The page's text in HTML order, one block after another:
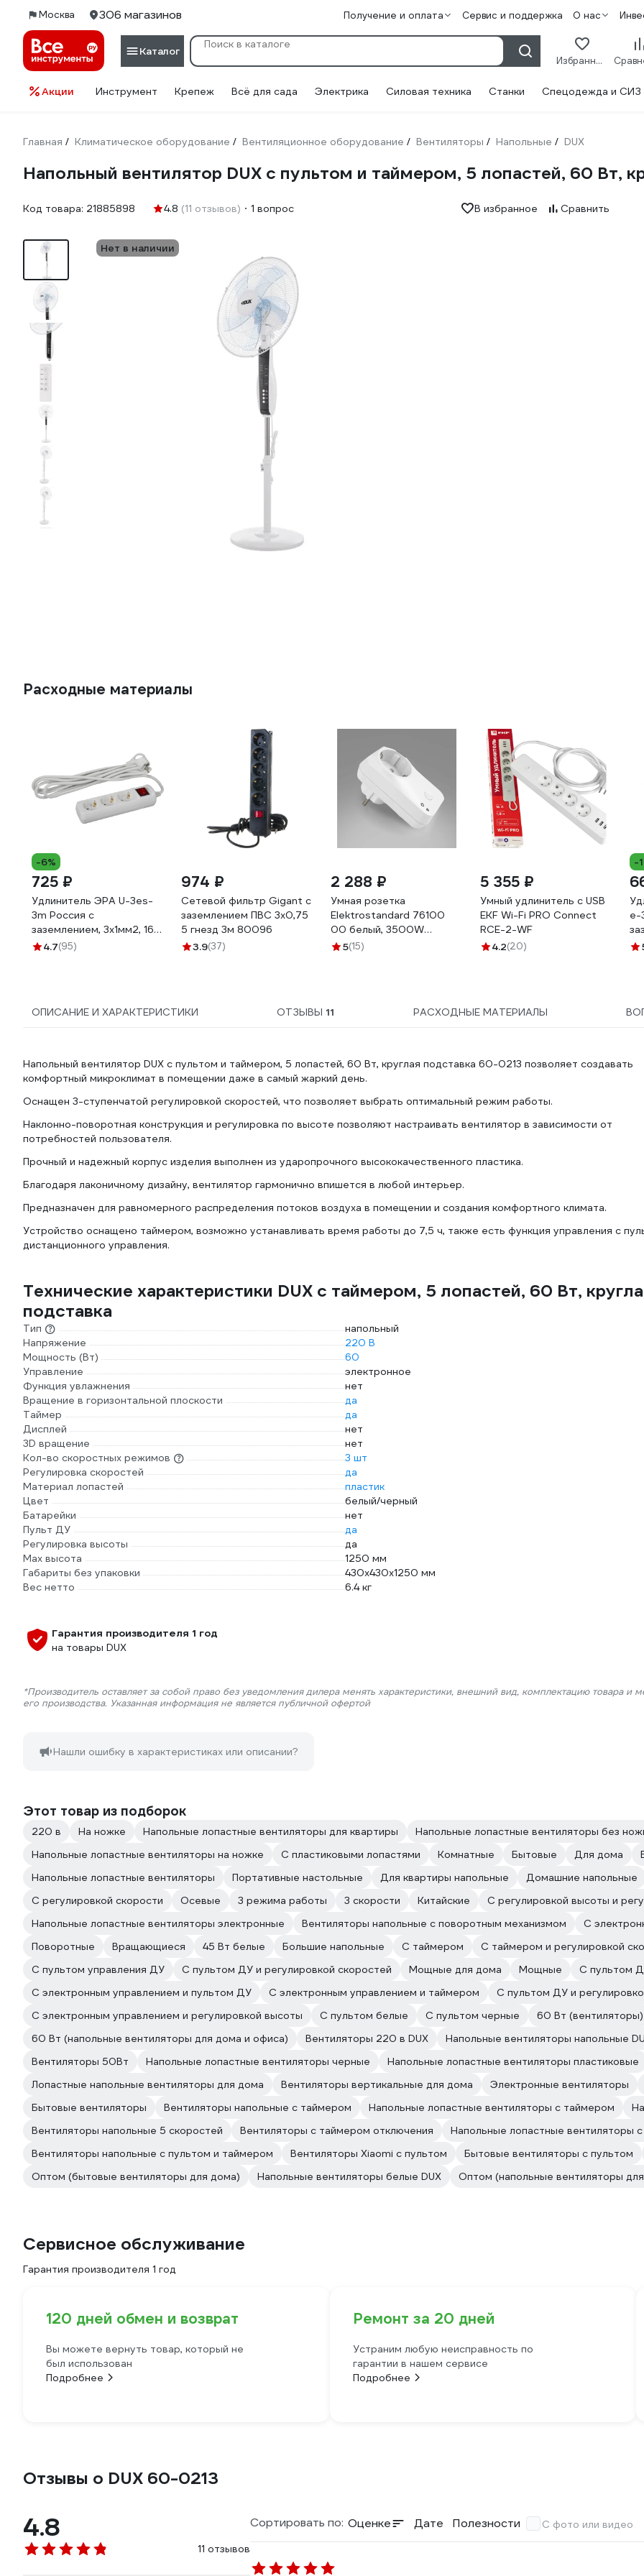
Москва 306 магазинов Получение и оплата Сервис и поддержка О нас
Каталог
Избранное
Акции Инструмент Крепеж Всё для сада Электрика Силовая техника Станки Спецодежда и СИЗ
Главная / Климатическое оборудование / Вентиляционное оборудование / Вентиляторы / Напольные / DUX
Напольный вентилятор DUX с пультом и таймером, 5 лопастей, 60 Вт,
Код товара: 21885898 4.8 (11 отзывов) 1 вопрос В избранное Сравнить
Нет в наличии
Расходные материалы
-6%
725 ₽
Удлинитель ЭРА U-3es-
3m Россия с
заземлением, 3x1мм2, 16A,
ПВС, с выкл, 3гн, 3м
4.7(95)
974 ₽
Сетевой фильтр Gigant с
заземлением ПВС 3x0,75
5 гнезд 3м 80096
3.9(37)
2 288 ₽
Умная розетка
Elektrostandard 76100
00 белый, 3500W
a054335
5(15)
5 355 ₽
Умный удлинитель c USB
EKF Wi-Fi PRO Connect
RCE-2-WF
4.2(20)
-
е-
ОПИСАНИЕ И ХАРАКТЕРИСТИКИ ОТЗЫВЫ 11 РАСХОДНЫЕ МАТЕРИАЛЫ
Напольный вентилятор DUX с пультом и таймером, 5 лопастей, 60 Вт, круглая подставка 60-0213 позволяет создавать
комфортный микроклимат в помещении даже в самый жаркий день.
Оснащен 3-ступенчатой регулировкой скоростей, что позволяет выбрать оптимальный режим работы.
Наклонно-поворотная конструкция и регулировка по высоте позволяют настраивать вентилятор в зависимости от
потребностей пользователя.
Прочный и надежный корпус изделия выполнен из ударопрочного высококачественного пластика.
Благодаря лаконичному дизайну, вентилятор гармонично впишется в любой интерьер.
Предназначен для равномерного распределения потоков воздуха в помещении и создания комфортного климата.
Устройство оснащено таймером, возможно устанавливать время работы до 7,5 ч, также есть функция управления с
дистанционного управления.
Технические характеристики DUX с таймером, 5 лопастей, 60 Вт,
подставка
Тип
напольный
Напряжение
220 В
Мощность (Вт)
60
Управление
электронное
Функция увлажнения
нет
Вращение в горизонтальной плоскости
да
Таймер
да
Дисплей
нет
3D вращение
нет
Кол-во скоростных режимов
3 шт
Регулировка скоростей
да
Материал лопастей
пластик
Цвет
белый/черный
Батарейки
нет
Пульт ДУ
да
Регулировка высоты
да
Max высота
1250 мм
Габариты без упаковки
430х430х1250 мм
Вес нетто
6.4 кг
Гарантия производителя 1 год
на товары DUX
*Производитель оставляет за собой право без уведомления дилера менять характеристики, внешний вид, комплектацию товара и
его производства. Указанная информация не является публичной офертой
Нашли ошибку в характеристиках или описании?
Этот товар из подборок
220 в На ножке Напольные лопастные вентиляторы для квартиры Напольные лопастные вентиляторы без
Напольные лопастные вентиляторы на ножке
С пластиковыми лопастями Комнатные Бытовые Для дома
Напольные лопастные вентиляторы
Портативные настольные Для квартиры напольные Домашние напольные
С регулировкой скорости
Осевые 3 режима работы 3 скорости Китайские С регулировкой высоты и
Напольные лопастные вентиляторы электронные
Вентиляторы напольные с поворотным механизмом
С
Поворотные
Вращающиеся 45 Вт белые Большие напольные С таймером С таймером и регулировкой
С пультом управления ДУ
С пультом ДУ и регулировкой скоростей Мощные для дома Мощные С пультом
С электронным управлением и пультом ДУ
С электронным управлением и таймером
С пультом ДУ и
С электронным управлением и регулировкой высоты
С пультом белые С пультом черные 60 Вт (вентиляторы)
60 Вт (напольные вентиляторы для дома и офиса)
Вентиляторы 220 в DUX Напольные вентиляторы напольные
Вентиляторы 50Вт
Напольные лопастные вентиляторы черные Напольные лопастные вентиляторы пластиковые
Лопастные напольные вентиляторы для дома
Вентиляторы вертикальные для дома Электронные вентиляторы
Бытовые вентиляторы
Вентиляторы напольные с таймером Напольные лопастные вентиляторы с таймером
Вентиляторы напольные 5 скоростей
Вентиляторы с таймером отключения
Напольные лопастные вентиляторы
Вентиляторы напольные с пультом и таймером
Вентиляторы Xiaomi с пультом Бытовые вентиляторы с пультом
Оптом (бытовые вентиляторы для дома)
Напольные вентиляторы белые DUX Оптом (напольные вентиляторы
Сервисное обслуживание
Гарантия производителя 1 год
120 дней обмен и возврат
Вы можете вернуть товар, который не
был использован
Подробнее
Ремонт за 20 дней
Устраним любую неисправность по
гарантии в нашем сервисе
Подробнее
Отзывы о DUX 60-0213
4.8
11 отзывов
Сортировать по: Оценке Дате Полезности С фото или видео